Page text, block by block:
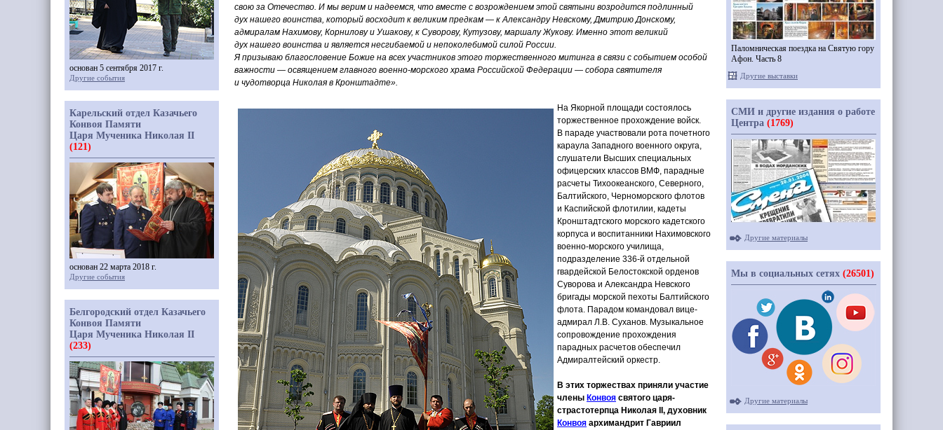
свою за Отечество. И мы верим и надеемся, что вместе с возрождением этой святыни возродится подлинный
дух нашего воинства, который восходит к великим предкам — к Александру Невскому, Дмитрию Донскому,
адмиралам Нахимову, Корнилову и Ушакову, к Суворову, Кутузову, маршалу Жукову. Именно этот великий
дух нашего воинства и является несгибаемой и непоколебимой силой России.
Я призываю благословение Божие на всех участников этого торжественного митинга в связи с событием особой
важности — освящением главного военно-морского храма Российской Федерации — собора святителя
и чудотворца Николая в Кронштадте».
На Якорной площади состоялось
торжественное прохождение войск.
В параде участвовали рота почетного
караула Западного военного округа,
слушатели Высших специальных
офицерских классов ВМФ, парадные
расчеты Тихоокеанского, Северного,
Балтийского, Черноморского флотов
и Каспийской флотилии, кадеты
Кронштадтского морского кадетского
корпуса и воспитанники Нахимовского
военно-морского училища,
подразделение 336-й отдельной
гвардейской Белостокской орденов
Суворова и Александра Невского
бригады морской пехоты Балтийского
флота. Парадом командовал вице-
адмирал Л.В. Суханов. Музыкальное
сопровождение прохождения
парадных расчетов обеспечил
Адмиралтейский оркестр.
В этих торжествах приняли участие
члены Конвоя святого царя-
страстотерпца Николая II, духовник
Конвоя архимандрит Гавриил
основан 5 сентября 2017 г.
Другие события
Карельский отдел Казачьего
Конвоя Памяти
Царя Мученика Николая II
(121)
основан 22 марта 2018 г.
Другие события
Белгородский отдел Казачьего
Конвоя Памяти
Царя Мученика Николая II
(233)
Паломническая поездка на Святую гору
Афон. Часть 8
Другие выставки
СМИ и другие издания о работе
Центра (1769)
Другие материалы
Мы в социальных сетях (26501)
Другие материалы